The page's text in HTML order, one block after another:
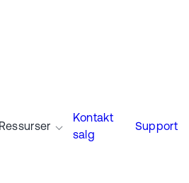
Ressurser
Kontakt
salg
Support